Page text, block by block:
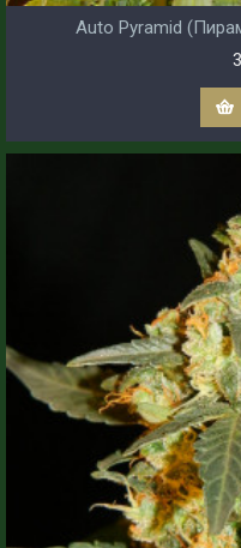
Auto Pyramid